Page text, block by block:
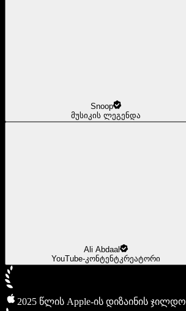
Snoop
მუსიკის ლეგენდა
Ali Abdaal
YouTube-კონტენტკრეატორი
2025 წლის Apple-ის დიზაინის ჯილდო